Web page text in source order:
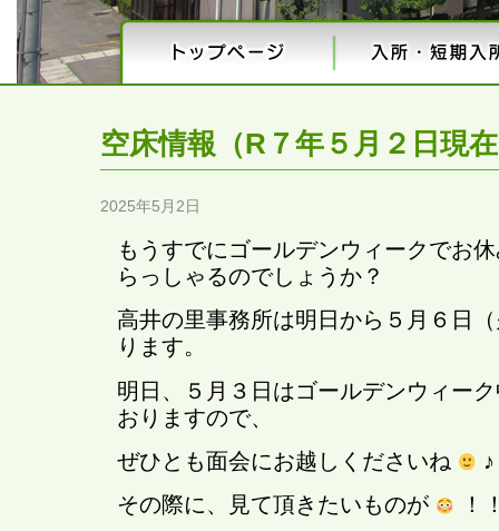
空床情報（R７年５月２日現
2025年5月2日
もうすでにゴールデンウィークでお
らっしゃるのでしょうか？
高井の里事務所は明日から５月６日
ります。
明日、５月３日はゴールデンウィー
おりますので、
ぜひとも面会にお越しくださいね
♪
その際に、見て頂きたいものが
！